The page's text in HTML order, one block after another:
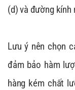
(d) và đường kính
Lưu ý nên chọn
đảm bảo hàm
hàng kém chất